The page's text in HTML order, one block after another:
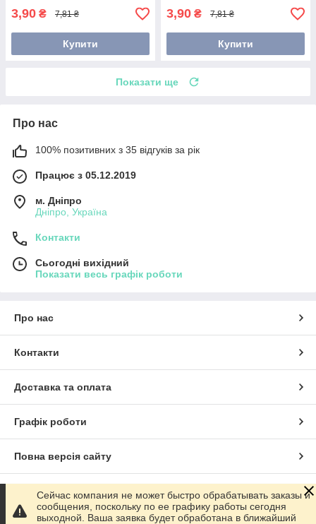
3,90 ₴ 7,81 ₴
Купити
3,90 ₴ 7,81 ₴
Купити
Показати ще
Про нас
100% позитивних з 35 відгуків за рік
Працює з 05.12.2019
м. Дніпро
Дніпро, Україна
Контакти
Сьогодні вихідний
Показати весь графік роботи
Про нас
Контакти
Доставка та оплата
Графік роботи
Повна версія сайту
Сайт створено на маркетплейсі Prom.ua
Сейчас компания не может быстро обрабатывать заказы и
сообщения, поскольку по ее графику работы сегодня
выходной. Ваша заявка будет обработана в ближайший